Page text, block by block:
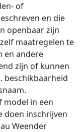
of
en die
openbaar zijn
maatregelen te
en andere
zijn of kunnen
beschikbaarheid
model in een
doen inschrijven
Weender